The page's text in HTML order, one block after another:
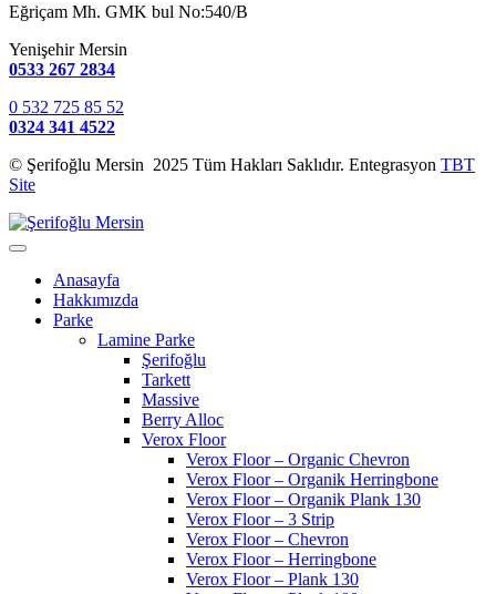
Eğriçam Mh. GMK bul No:540/B
Yenişehir Mersin
0533 267 2834
0 532 725 85 52
0324 341 4522
© Şerifoğlu Mersin 2025 Tüm Hakları Saklıdır. Entegrasyon TBT
Site
Anasayfa
Hakkımızda
Parke
Lamine Parke
Şerifoğlu
Tarkett
Massive
Berry Alloc
Verox Floor
Verox Floor – Organic Chevron
Verox Floor – Organik Herringbone
Verox Floor – Organik Plank 130
Verox Floor – 3 Strip
Verox Floor – Chevron
Verox Floor – Herringbone
Verox Floor – Plank 130